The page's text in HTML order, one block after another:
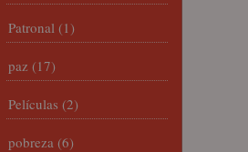
Patronal (1)
paz (17)
Películas (2)
pobreza (6)